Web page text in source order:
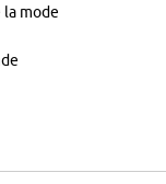
la mode